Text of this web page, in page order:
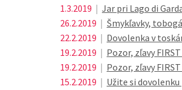
1.3.2019 | Jar pri Lago di
26.2.2019 | Šmykľavky,
22.2.2019 | Dovolenka v
19.2.2019 | Pozor, zľavy
19.2.2019 | Pozor, zľavy
15.2.2019 | Užite si